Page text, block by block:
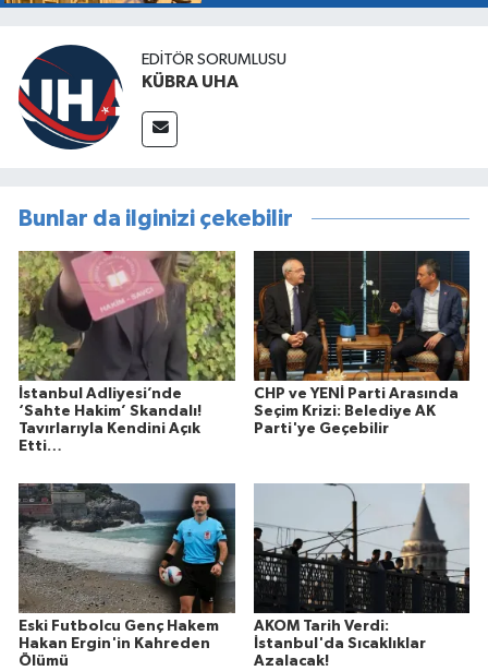
EDİTÖR SORUMLUSU
KÜBRA UHA
Bunlar da ilginizi çekebilir
İstanbul Adliyesi’nde
‘Sahte Hakim’ Skandalı!
Tavırlarıyla Kendini Açık
Etti…
CHP ve YENİ Parti Arasında
Seçim Krizi: Belediye AK
Parti'ye Geçebilir
Eski Futbolcu Genç Hakem
Hakan Ergin'in Kahreden
Ölümü
AKOM Tarih Verdi:
İstanbul'da Sıcaklıklar
Azalacak!